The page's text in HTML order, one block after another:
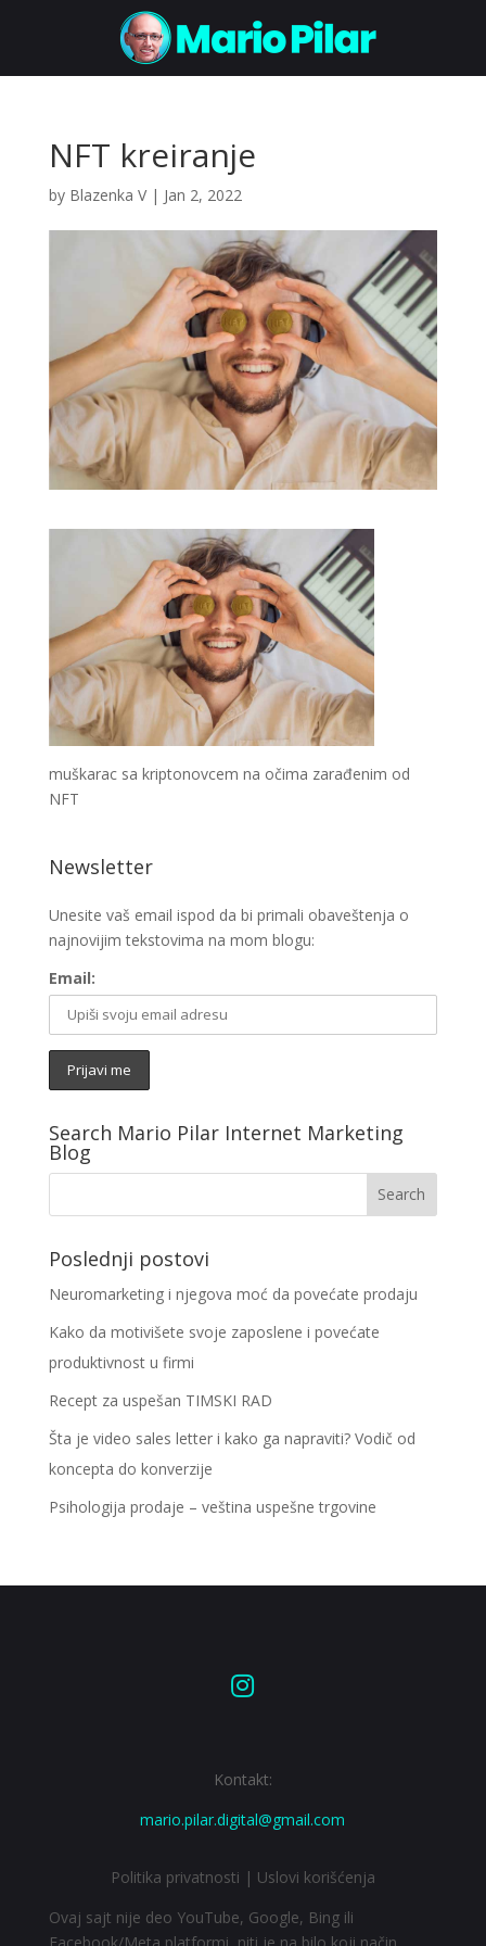
NFT kreiranje
by Blazenka V| Jan 2, 2022
muškarac sa kriptonovcem na očima zarađenim od
NFT
Newsletter
Unesite vaš email ispod da bi primali obaveštenja o
najnovijim tekstovima na mom blogu:
Email:
Search Mario Pilar Internet Marketing
Blog
Poslednji postovi
Neuromarketing i njegova moć da povećate prodaju
Kako da motivišete svoje zaposlene i povećate
produktivnost u firmi
Recept za uspešan TIMSKI RAD
Šta je video sales letter i kako ga napraviti? Vodič od
koncepta do konverzije
Psihologija prodaje – veština uspešne trgovine

Kontakt:
mario.pilar.digital@gmail.com
Politika privatnosti | Uslovi korišćenja
Ovaj sajt nije deo YouTube, Google, Bing ili
Facebook/Meta platformi, niti je na bilo koji način